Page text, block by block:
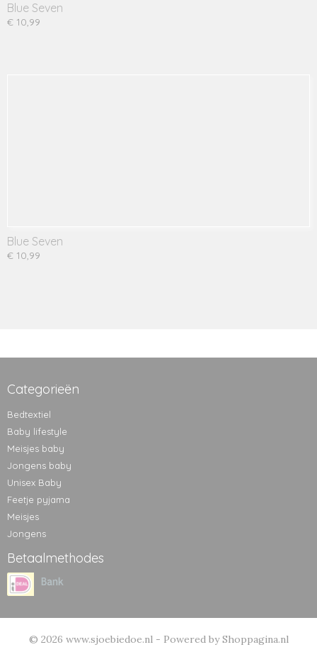
Blue Seven
€ 10,99
Blue Seven
€ 10,99
Categorieën
Bedtextiel
Baby lifestyle
Meisjes baby
Jongens baby
Unisex Baby
Feetje pyjama
Meisjes
Jongens
Betaalmethodes
© 2026 www.sjoebiedoe.nl - Powered by Shoppagina.nl